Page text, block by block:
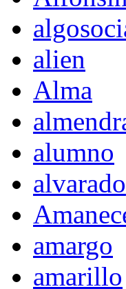
alien
Alma
alumno
alvarado
amargo
amarillo